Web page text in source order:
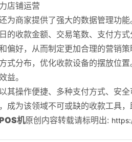
店铺运营
为商家提供了强大的数据管理功
的收款金额、交易笔数、支付方
偏好，从而制定更加合理的营销
式分布，优化收款设备的摆放位
益。
其操作便捷、多种支付方式、安
成为该领域不可或缺的收款工具
机原创内容转载请标明出: